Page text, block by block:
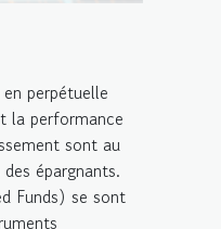
perpétuelle
la performance
sont au
épargnants.
Funds) se sont